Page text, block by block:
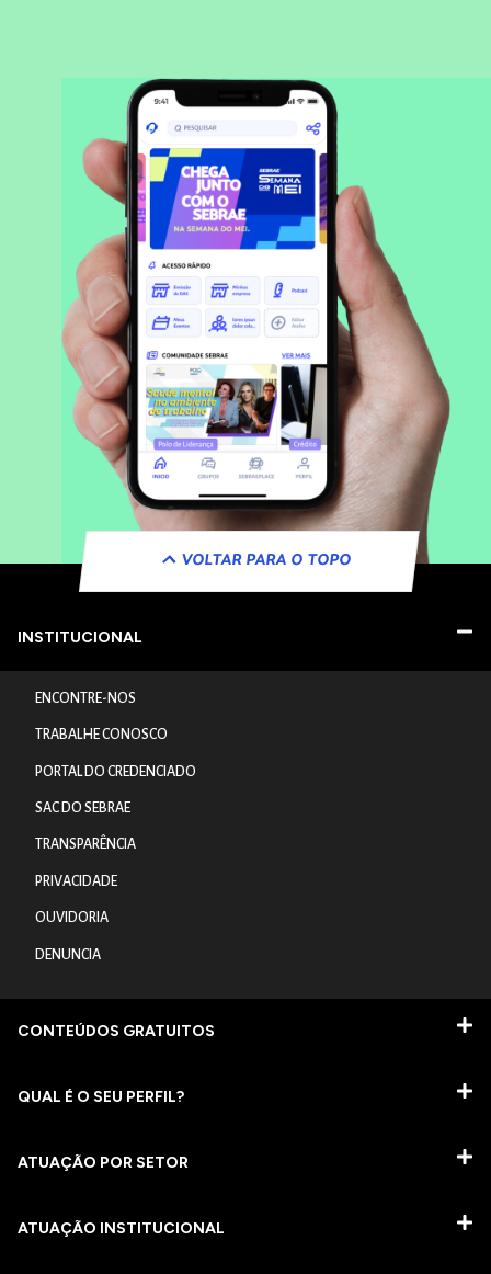
VOLTAR PARA O TOPO
INSTITUCIONAL
ENCONTRE-NOS
TRABALHE CONOSCO
PORTAL DO CREDENCIADO
SAC DO SEBRAE
TRANSPARÊNCIA
PRIVACIDADE
OUVIDORIA
DENUNCIA
CONTEÚDOS GRATUITOS
QUAL É O SEU PERFIL?
ATUAÇÃO POR SETOR
ATUAÇÃO INSTITUCIONAL